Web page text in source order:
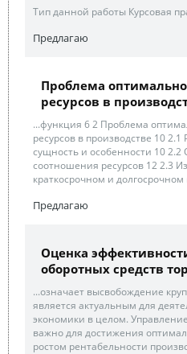
Тип данной работы Курсовая
Предлагаю
Проблема
ресурсов в
...функция 6 2 Проблема
ресурсов в производстве 10
сущность и особенности 10
соотношения ресурсов 12 2.3
краткосрочном и долгосрочном
Предлагаю
Оценка
оборотных средств
...означает высвобождение
является актуальным для
экономики в целом.
важно для достижения
ростом рентабельности